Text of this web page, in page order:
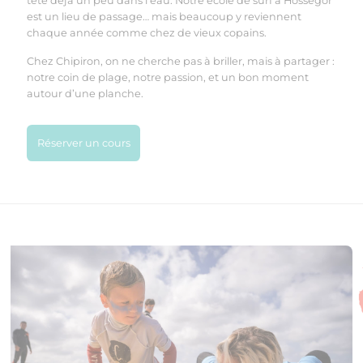
est un lieu de passage… mais beaucoup y reviennent
chaque année comme chez de vieux copains.
Chez Chipiron, on ne cherche pas à briller, mais à partager :
notre coin de plage, notre passion, et un bon moment
autour d’une planche.
Réserver un cours